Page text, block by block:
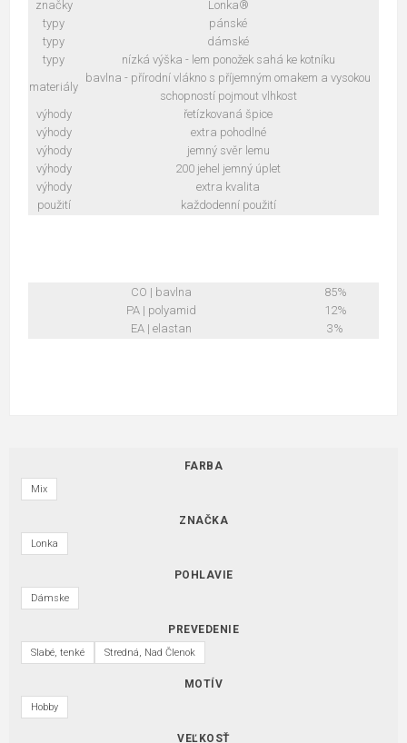
značky
Lonka®
typy
pánské
typy
dámské
typy
nízká výška - lem ponožek sahá ke kotníku
materiály
bavlna - přírodní vlákno s příjemným omakem a vysokou
schopností pojmout vlhkost
výhody
řetízkovaná špice
výhody
extra pohodlné
výhody
jemný svěr lemu
výhody
200 jehel jemný úplet
výhody
extra kvalita
použití
každodenní použití
CO | bavlna
85%
PA | polyamid
12%
EA | elastan
3%
FARBA
Mix
ZNAČKA
Lonka
POHLAVIE
Dámske
PREVEDENIE
Slabé, tenké Stredná, Nad Členok
MOTÍV
Hobby
VEĽKOSŤ